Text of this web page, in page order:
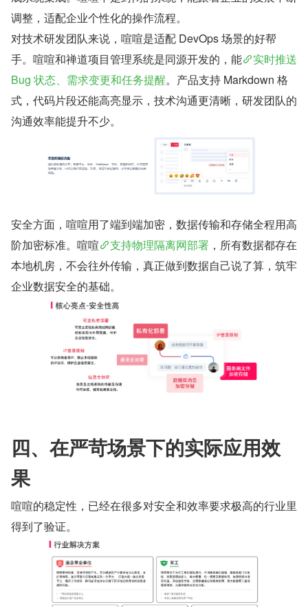
调整，适配企业个性化的操作流程。
对技术研发团队来说，喧喧是适配 DevOps 场景的好帮
手。喧喧和禅道项目管理系统是同源开发的，能
实时推送
Bug 状态、需求变更和任务提醒。产品支持 Markdown 格
式，代码片段还能高亮显示，技术沟通更清晰，研发团队的
沟通效率能提升不少。
安全方面，喧喧用了端到端加密，数据传输和存储全程用高
阶加密标准。喧喧
支持物理隔离网部署 ，所有数据都存在
本地机房，不会往外传输，真正做到数据自己说了算，筑牢
企业数据安全的基础。
四、在严苛场景下的实际应用效
果
喧喧的稳定性，已经在很多对安全和效率要求极高的行业里
得到了验证。